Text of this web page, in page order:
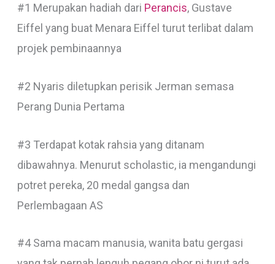
#1 Merupakan hadiah dari Perancis, Gustave
Eiffel yang buat Menara Eiffel turut terlibat dalam
projek pembinaannya
#2 Nyaris diletupkan perisik Jerman semasa
Perang Dunia Pertama
#3 Terdapat kotak rahsia yang ditanam
dibawahnya. Menurut scholastic, ia mengandungi
potret pereka, 20 medal gangsa dan
Perlembagaan AS
#4 Sama macam manusia, wanita batu gergasi